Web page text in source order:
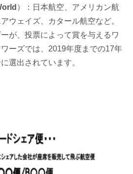
）：日本航空、アメリカン航
ウェイズ、カタール航空など。
が、投票によって賞を与えるワ
ーズでは、2019年度までの17年
選出されています。